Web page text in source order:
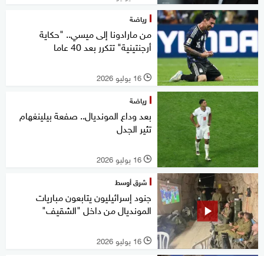
رياضة
من مارادونا إلى ميسي.. "حكاية
أرجنتينية" تتكرر بعد 40 عاما
l 16 يوليو 2026
رياضة
بعد وداع المونديال.. صفعة بيلينغهام
تثير الجدل
l 16 يوليو 2026
شرق أوسط
جنود إسرائيليون يتابعون مباريات
المونديال من داخل "الشقيف"
l 16 يوليو 2026